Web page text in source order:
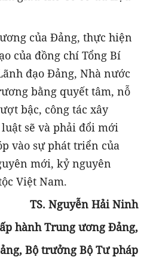
của Đảng, thực hiện
của đồng chí Tổng Bí
đạo Đảng, Nhà nước
bằng quyết tâm, nỗ
bậc, công tác xây
sẽ và phải đổi mới
vào sự phát triển của
mới, kỷ nguyên
Việt Nam.
TS. Nguyễn Hải Ninh
hành Trung ương Đảng,
Bộ trưởng Bộ Tư pháp